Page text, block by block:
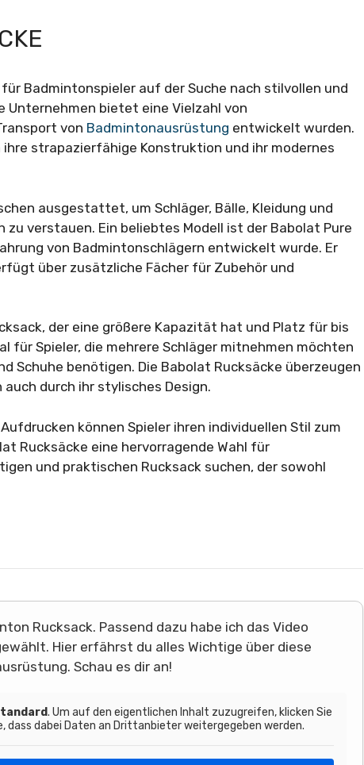
Badmintonspieler auf der Suche nach stilvollen und
Unternehmen bietet eine Vielzahl von
von Badmintonausrüstung entwickelt wurden.
strapazierfähige Konstruktion und ihr modernes
ausgestattet, um Schläger, Bälle, Kleidung und
verstauen. Ein beliebtes Modell ist der Babolat Pure
von Badmintonschlägern entwickelt wurde. Er
über zusätzliche Fächer für Zubehör und
der eine größere Kapazität hat und Platz für bis
für Spieler, die mehrere Schläger mitnehmen möchten
Schuhe benötigen. Die Babolat Rucksäcke überzeugen
durch ihr stylisches Design.
können Spieler ihren individuellen Stil zum
Rucksäcke eine hervorragende Wahl für
und praktischen Rucksack suchen, der sowohl
Rucksack. Passend dazu habe ich das Video
Hier erfährst du alles Wichtige über diese
Schau es dir an!
. Um auf den eigentlichen Inhalt zuzugreifen, klicken Sie
dabei Daten an Drittanbieter weitergegeben werden.